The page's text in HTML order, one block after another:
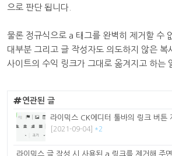
으로 판단 됩니다.
물론 정규식으로 a 태그를 완벽히 제거할 수
대부분 그리고 글 작성자도 의도하지 않은 복
사이트의 수익 링크가 그대로 옮겨지고 하는
연관된 글
라이믹스 CK에디터 툴바의 링크 버튼
[2021-09-04] *2
라이믹스 글 작성 시 사용된 a 링크를 제거해 주면